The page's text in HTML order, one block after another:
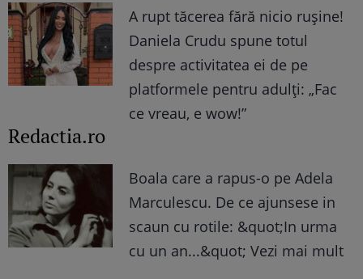
A rupt tăcerea fără nicio rușine!
Daniela Crudu spune totul
despre activitatea ei de pe
platformele pentru adulți: „Fac
ce vreau, e wow!”
Redactia.ro
Boala care a rapus-o pe Adela
Marculescu. De ce ajunsese in
scaun cu rotile: &quot;In urma
cu un an...&quot; Vezi mai mult